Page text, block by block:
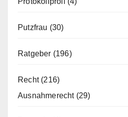
Putzfrau (30)
Ratgeber (196)
Recht(216)
Ausnahmerecht(29)